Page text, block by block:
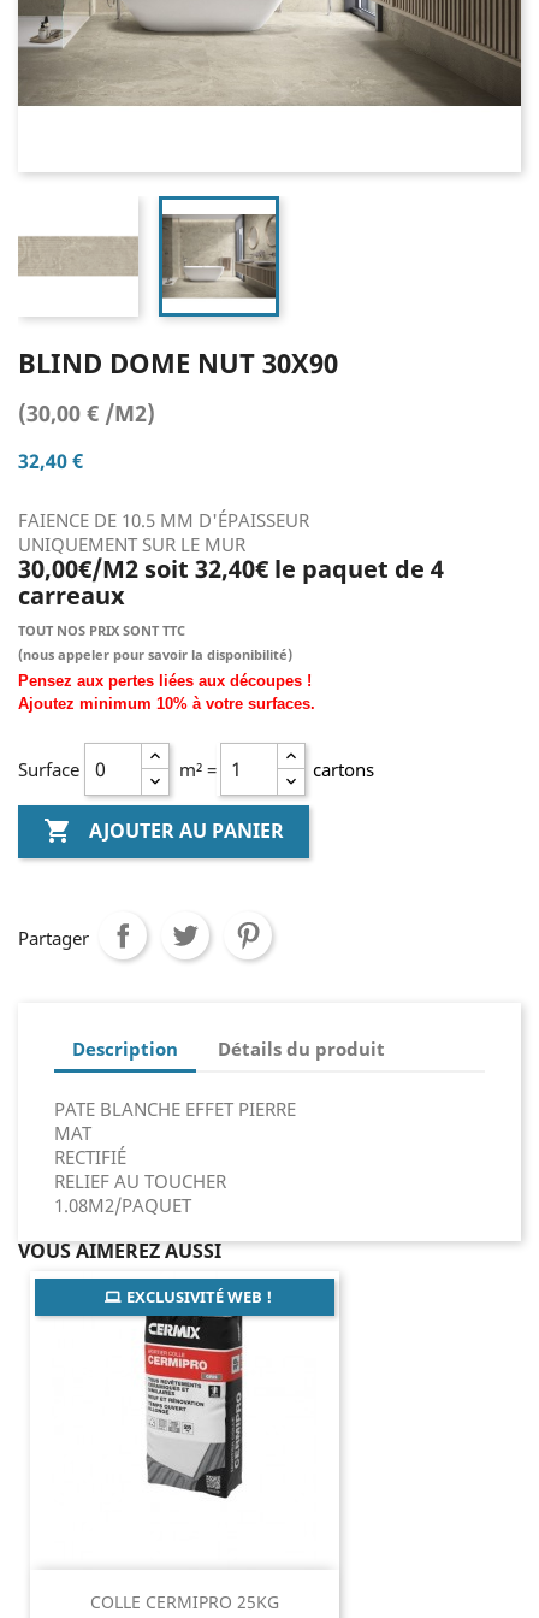
BLIND DOME NUT 30X90
(30,00 € /M2)
32,40 €
FAIENCE DE 10.5 MM D'ÉPAISSEUR
UNIQUEMENT SUR LE MUR
30,00€/M2 soit 32,40€ le paquet de 4
carreaux
TOUT NOS PRIX SONT TTC
(nous appeler pour savoir la disponibilité)
Pensez aux pertes liées aux découpes !
Ajoutez minimum 10% à votre surfaces.
Surface m² = cartons
 AJOUTER AU PANIER
Partager
Description Détails du produit
PATE BLANCHE EFFET PIERRE
MAT
RECTIFIÉ
RELIEF AU TOUCHER
1.08M2/PAQUET
VOUS AIMEREZ AUSSI
COLLE CERMIPRO 25KG
EXCLUSIVITÉ WEB !